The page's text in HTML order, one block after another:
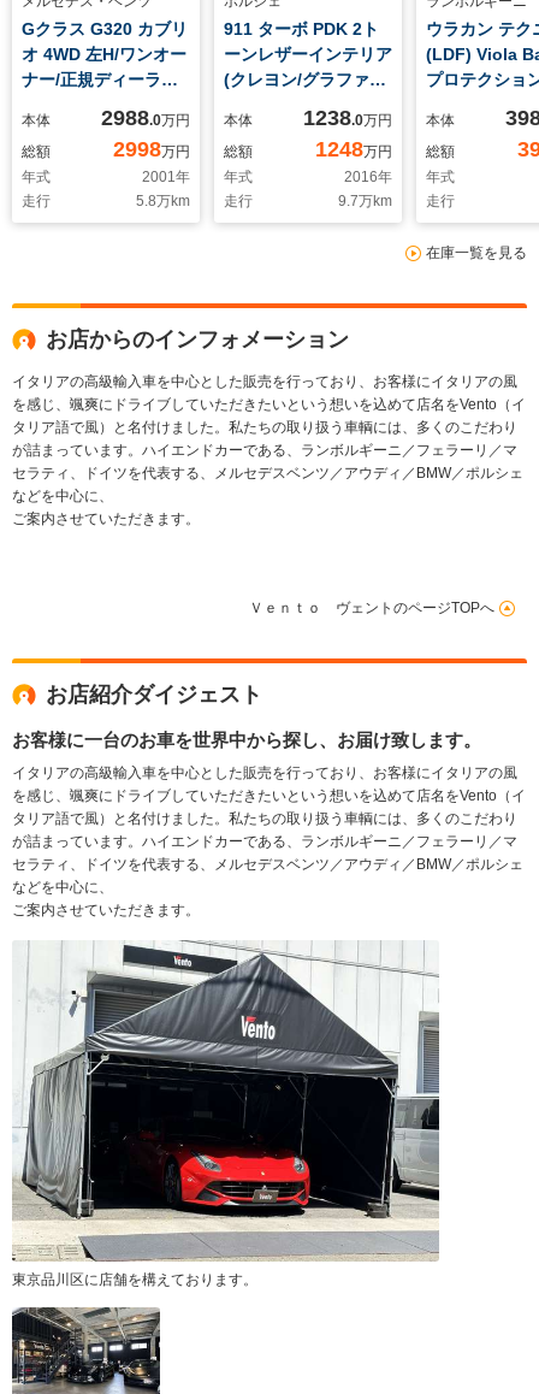
Gクラス G320 カブリ
オ 4WD 左H/ワンオー
ナー/正規ディーラー
ー整備/ETC車載器/電
動ソフトトップ/オリ
ジナルコンディショ
ン/ウッドコンビハン
ドル/レザーシート/純
書
本体 2988.0万円
総額
2998万円
年式
2001年
走行
5.8万km
911 ターボ PDK 2ト
ーンレザーインテリア
(クレヨン/グラファイ
ツクラッシック
20AW(ブラッ
ク)/PDLS/スポーツク
ロノPKG/Fリフタ
ー/BOSE/シートヒー
エアロ
本体 1238.0万円
総額
1248万円
年式
2016年
走行
9.7万km
ウラカン テク
(LDF) Viola
プロテクショ
ペンション/バ
ントローラー/
ナムオーディ
オ/Damiso
ボンセラミッ
ツシート/スタ
本体
総額
年式
走行
在庫一覧を見る
お店からのインフォメーション
イタリアの高級輸入車を中心とした販売を行っており、お客様にイタリアの風
を感じ、颯爽にドライブしていただきたいという想いを込めて店名をVento（イ
タリア語で風）と名付けました。私たちの取り扱う車輌には、多くのこだわり
が詰まっています。ハイエンドカーである、ランボルギーニ／フェラーリ／マ
セラティ、ドイツを代表する、メルセデスベンツ／アウディ／BMW／ポルシェ
などを中心に、
ご案内させていただきます。
Ｖｅｎｔｏ ヴェントのページTOPへ
お店紹介ダイジェスト
お客様に一台のお車を世界中から探し、お届け致します。
イタリアの高級輸入車を中心とした販売を行っており、お客様にイタリアの風
を感じ、颯爽にドライブしていただきたいという想いを込めて店名をVento（イ
タリア語で風）と名付けました。私たちの取り扱う車輌には、多くのこだわり
が詰まっています。ハイエンドカーである、ランボルギーニ／フェラーリ／マ
セラティ、ドイツを代表する、メルセデスベンツ／アウディ／BMW／ポルシェ
などを中心に、
ご案内させていただきます。
東京品川区に店舗を構えております。